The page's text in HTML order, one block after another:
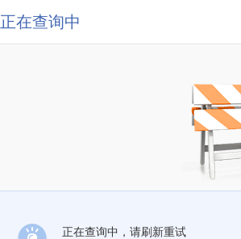
正在查询中
正在查询中，请刷新重试